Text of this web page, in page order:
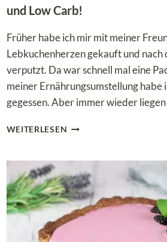
und Low Carb!
Früher habe ich mir mit meiner
Lebkuchenherzen gekauft und nach
verputzt. Da war schnell mal eine
meiner Ernährungsumstellung habe
gegessen. Aber immer wieder
WEITERLESEN GEFÜLLTE
MEGA
SCHOKOLADIG
UND
LOW
CARB!